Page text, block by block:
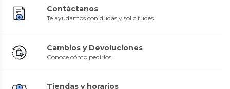
Contáctanos
Te ayudamos con dudas y solicitudes
Cambios y Devoluciones
Conoce cómo pedirlos
Tiendas y horarios